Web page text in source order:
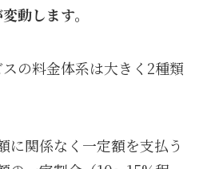
動します。
の料金体系は大きく2種類
に関係なく一定額を支払う